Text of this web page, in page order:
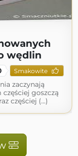
wędlin
Smakowite
zaczynają
goszczą
częściej (...)